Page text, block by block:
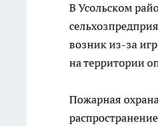
В Усольском
возник из-за
на территории
Пожарная